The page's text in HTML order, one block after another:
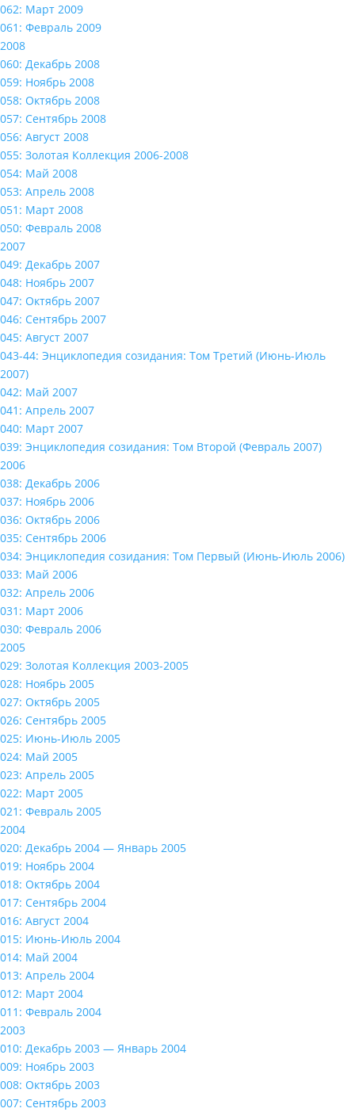
062: Март 2009
061: Февраль 2009
2008
060: Декабрь 2008
059: Ноябрь 2008
058: Октябрь 2008
057: Сентябрь 2008
056: Август 2008
055: Золотая Коллекция 2006-2008
054: Май 2008
053: Апрель 2008
051: Март 2008
050: Февраль 2008
2007
049: Декабрь 2007
048: Ноябрь 2007
047: Октябрь 2007
046: Сентябрь 2007
045: Август 2007
043-44: Энциклопедия созидания: Том Третий (Июнь-Июль
2007)
042: Май 2007
041: Апрель 2007
040: Март 2007
039: Энциклопедия созидания: Том Второй (Февраль 2007)
2006
038: Декабрь 2006
037: Ноябрь 2006
036: Октябрь 2006
035: Сентябрь 2006
034: Энциклопедия созидания: Том Первый (Июнь-Июль 2006)
033: Май 2006
032: Апрель 2006
031: Март 2006
030: Февраль 2006
2005
029: Золотая Коллекция 2003-2005
028: Ноябрь 2005
027: Октябрь 2005
026: Сентябрь 2005
025: Июнь-Июль 2005
024: Май 2005
023: Апрель 2005
022: Март 2005
021: Февраль 2005
2004
020: Декабрь 2004 — Январь 2005
019: Ноябрь 2004
018: Октябрь 2004
017: Сентябрь 2004
016: Август 2004
015: Июнь-Июль 2004
014: Май 2004
013: Апрель 2004
012: Март 2004
011: Февраль 2004
2003
010: Декабрь 2003 — Январь 2004
009: Ноябрь 2003
008: Октябрь 2003
007: Сентябрь 2003